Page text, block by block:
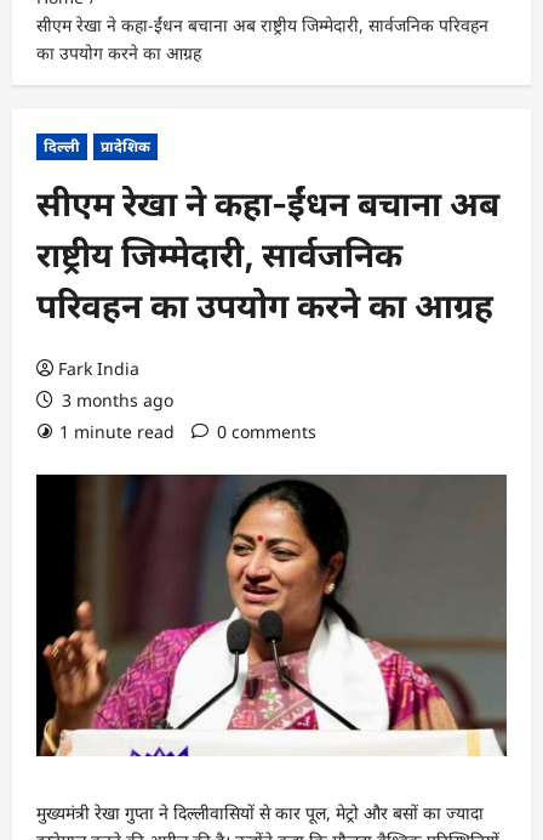
सीएम रेखा ने कहा-ईंधन बचाना अब राष्ट्रीय जिम्मेदारी, सार्वजनिक परिवहन
का उपयोग करने का आग्रह
दिल्ली प्रादेशिक
सीएम रेखा ने कहा-ईंधन बचाना अब
राष्ट्रीय जिम्मेदारी, सार्वजनिक
परिवहन का उपयोग करने का आग्रह
Fark India
3 months ago
1 minute read
0 comments
मुख्यमंत्री रेखा गुप्ता ने दिल्लीवासियों से कार पूल, मेट्रो और बसों का ज्यादा